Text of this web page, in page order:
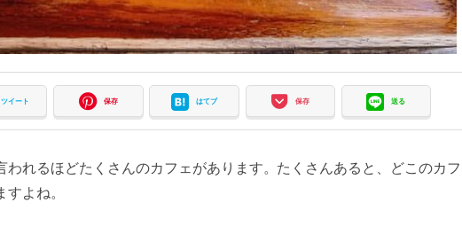
ツイート 保存 はてブ 保存 送る
れるほどたくさんのカフェがあります。たくさんあると、どこのカフ
よね。